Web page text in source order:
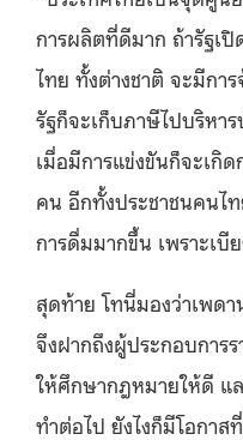
การผลิตที่ดีมาก ถ้ารัฐเ
ไทย ทั้งต่างชาติ จะมีกา
รัฐก็จะเก็บภาษีไปบริหา
เมื่อมีการแข่งขันก็จะเ
คน อีกทั้งประชาชนคนไ
การดื่มมากขึ้น เพราะเบี
สุดท้าย โทนี่มองว่าเพด
จึงฝากถึงผู้ประกอบการ
ให้ศึกษากฎหมายให้ดี แ
ทำต่อไป ยังไงก็มีโอกา